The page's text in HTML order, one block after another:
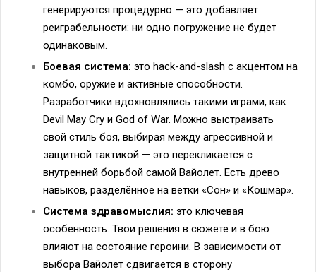
генерируются процедурно — это добавляет
реиграбельности: ни одно погружение не будет
одинаковым.
Боевая система: это hack-and-slash с акцентом на
комбо, оружие и активные способности.
Разработчики вдохновлялись такими играми, как
Devil May Cry и God of War. Можно выстраивать
свой стиль боя, выбирая между агрессивной и
защитной тактикой — это перекликается с
внутренней борьбой самой Вайолет. Есть древо
навыков, разделённое на ветки «Сон» и «Кошмар».
Система здравомыслия: это ключевая
особенность. Твои решения в сюжете и в бою
влияют на состояние героини. В зависимости от
выбора Вайолет сдвигается в сторону